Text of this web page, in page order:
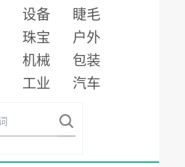
设备
睫毛
珠宝
户外
机械
包装
工业 汽车